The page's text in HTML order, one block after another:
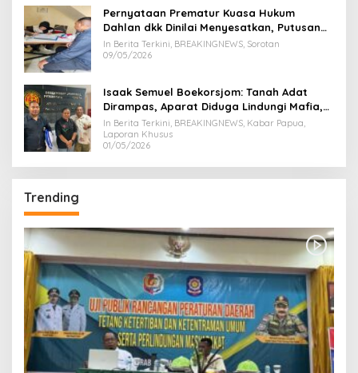
Pernyataan Prematur Kuasa Hukum
Dahlan dkk Dinilai Menyesatkan, Putusan
PK Isaak Boekorsjom Belum Dipublikasikan
In Berita Terkini, BREAKINGNEWS, Sorotan
09/05/2026
Isaak Semuel Boekorsjom: Tanah Adat
Dirampas, Aparat Diduga Lindungi Mafia,
Kasus Kini Jadi Prioritas ATR/BPN
In Berita Terkini, BREAKINGNEWS, Kabar Papua,
Laporan Khusus
01/05/2026
Trending